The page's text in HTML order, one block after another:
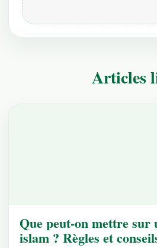
Articles
Que peut-on mettre sur
islam ? Règles et